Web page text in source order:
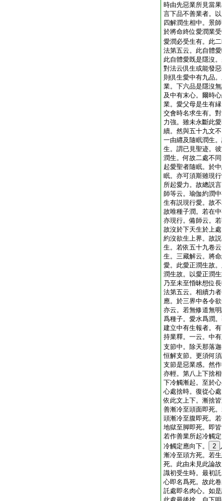
時由先惡業所見當
言下品不善業者。
四解潤生相中。景
於將命終位愛潤業
愛潤必受生有。此
法第五云。此自體
此自體愛既是隱沒
對法云倶生或能發
則倶生愛中有九品
業。下六品是隱沒
及中有末心。爾時
業。愛父母是生有
交會時名求生有。
力強。雖未永斷此
續。然與五十九文
一由纒及隨眠潤生
生。謂已見聖迹。
潤生。何故二處不
起愛聖者隨眠。於
眠。亦可須斯雖現
所起愛力。故總説
師等云。瑜伽約潤
生有説現行愛。故
故唯種子潤。若在
亦現行。備師云。
故沒於下天生於上
約沒欲生上界。故
生。若依五十九卷
生。三藏解云。將
愛。此愛正潤生故
潤生故。以愛正潤
乃至未至惛昧想位
法第五云。相續力
應。於三界中各令
亦云。若無修道無
爲種子。愛水爲潤
建立中有生報者。
持業釋。一云。中
支節中。除天那落
恒解支節。更須何
支節是惡業感。然
亦輕。第八上下捨
下冷觸漸起。至於
心處捨時。復從心
依此文上下。漸捨
善漸冷至頭面即死
頭漸冷至腹即死。
地獄至脚即死。即
若作善業所起冷觸
冷觸定應向下。
2
漸冷至頭方死。若
死。此由未見此論
識初受生時。最初
心即名爲死。故此
託處即名肉心。如